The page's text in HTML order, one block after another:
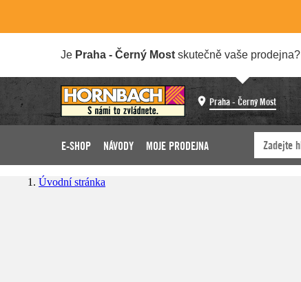
Je Praha - Černý Most skutečně vaše prodejna?
Praha - Černý Most
E-SHOP NÁVODY MOJE PRODEJNA
Úvodní stránka